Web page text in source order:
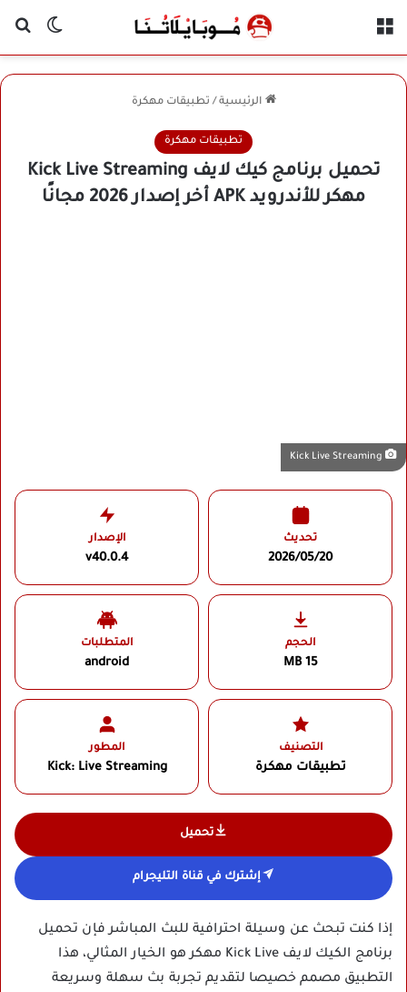
الوضع
الرئيسية / تطبيقات مهكرة
تطبيقات مهكرة
تحميل برنامج كيك لايف Kick Live Streaming
مهكر للأندرويد APK أخر إصدار 2026 مجانًا
تحديث
2026/05/20
الإصدار
v40.0.4
الحجم
15 MB
المتطلبات
android
التصنيف
تطبيقات مهكرة
المطور
Kick: Live Streaming‏
تحميل
إشترك في قناة التليجرام
إذا كنت تبحث عن وسيلة احترافية للبث المباشر فإن تحميل
برنامج الكيك لايف Kick Live مهكر هو الخيار المثالي، هذا
التطبيق مصمم خصيصا لتقديم تجربة بث سهلة وسريعة